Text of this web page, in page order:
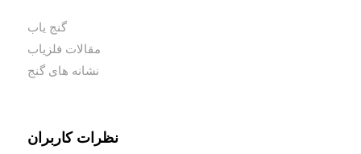
گنج یاب
مقالات فلزیاب
نشانه های گنج
نظرات کاربران